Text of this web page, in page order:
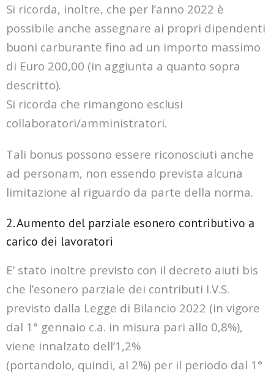
Si ricorda, inoltre, che per l’anno 2022 è
possibile anche assegnare ai propri dipendenti
buoni carburante fino ad un importo massimo
di Euro 200,00 (in aggiunta a quanto sopra
descritto).
Si ricorda che rimangono esclusi
collaboratori/amministratori.
Tali bonus possono essere riconosciuti anche
ad personam, non essendo prevista alcuna
limitazione al riguardo da parte della norma.
2. Aumento del parziale esonero contributivo a
carico dei lavoratori
E’ stato inoltre previsto con il decreto aiuti bis
che l’esonero parziale dei contributi I.V.S.
previsto dalla Legge di Bilancio 2022 (in vigore
dal 1° gennaio c.a. in misura pari allo 0,8%),
viene innalzato dell’1,2%
(portandolo, quindi, al 2%) per il periodo dal 1°